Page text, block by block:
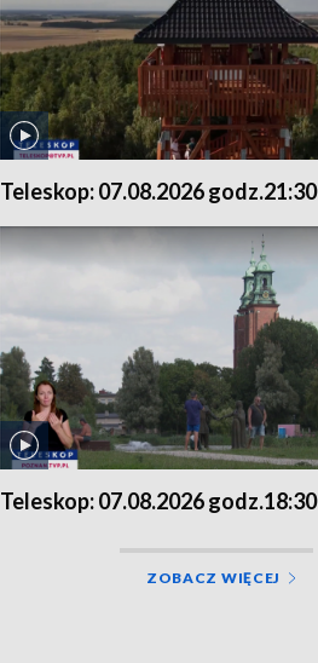
Teleskop: 07.08.2026 godz.21:30
Teleskop: 07.08.2026 godz.18:30
ZOBACZ WIĘCEJ